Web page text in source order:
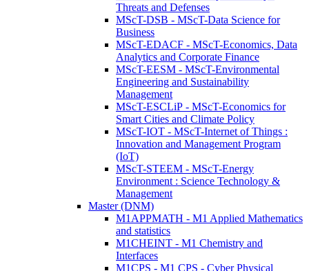
Threats and Defenses
MScT-DSB - MScT-Data Science for
Business
MScT-EDACF - MScT-Economics, Data
Analytics and Corporate Finance
MScT-EESM - MScT-Environmental
Engineering and Sustainability
Management
MScT-ESCLiP - MScT-Economics for
Smart Cities and Climate Policy
MScT-IOT - MScT-Internet of Things :
Innovation and Management Program
(IoT)
MScT-STEEM - MScT-Energy
Environment : Science Technology &
Management
Master (DNM)
M1APPMATH - M1 Applied Mathematics
and statistics
M1CHEINT - M1 Chemistry and
Interfaces
M1CPS - M1 CPS - Cyber Physical